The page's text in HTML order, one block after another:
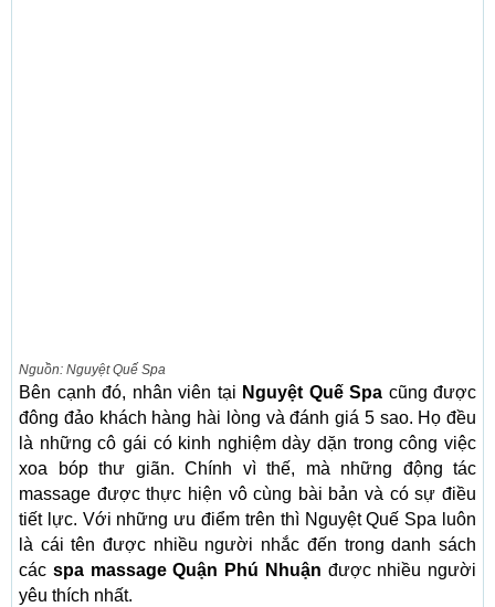
Nguồn: Nguyệt Quế Spa
Bên cạnh đó, nhân viên tại Nguyệt Quế Spa cũng được
đông đảo khách hàng hài lòng và đánh giá 5 sao. Họ đều
là những cô gái có kinh nghiệm dày dặn trong công việc
xoa bóp thư giãn. Chính vì thế, mà những động tác
massage được thực hiện vô cùng bài bản và có sự điều
tiết lực. Với những ưu điểm trên thì Nguyệt Quế Spa luôn
là cái tên được nhiều người nhắc đến trong danh sách
các spa massage Quận Phú Nhuận được nhiều người
yêu thích nhất.